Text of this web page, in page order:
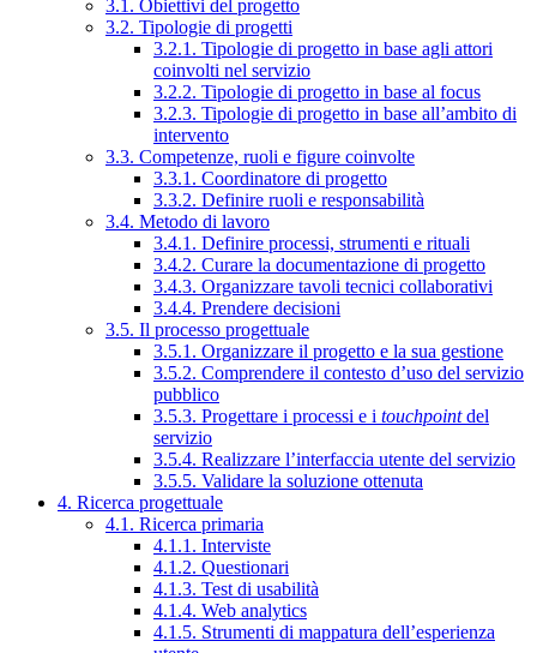
3.1. Obiettivi del progetto
3.2. Tipologie di progetti
3.2.1. Tipologie di progetto in base agli attori
coinvolti nel servizio
3.2.2. Tipologie di progetto in base al focus
3.2.3. Tipologie di progetto in base all’ambito di
intervento
3.3. Competenze, ruoli e figure coinvolte
3.3.1. Coordinatore di progetto
3.3.2. Definire ruoli e responsabilità
3.4. Metodo di lavoro
3.4.1. Definire processi, strumenti e rituali
3.4.2. Curare la documentazione di progetto
3.4.3. Organizzare tavoli tecnici collaborativi
3.4.4. Prendere decisioni
3.5. Il processo progettuale
3.5.1. Organizzare il progetto e la sua gestione
3.5.2. Comprendere il contesto d’uso del servizio
pubblico
3.5.3. Progettare i processi e i touchpointdel
servizio
3.5.4. Realizzare l’interfaccia utente del servizio
3.5.5. Validare la soluzione ottenuta
4. Ricerca progettuale
4.1. Ricerca primaria
4.1.1. Interviste
4.1.2. Questionari
4.1.3. Test di usabilità
4.1.4. Web analytics
4.1.5. Strumenti di mappatura dell’esperienza